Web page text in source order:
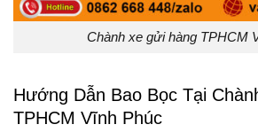
Chành xe gửi hàng TPHCM
Hướng Dẫn Bao Bọc Tại
TPHCM Vĩnh Phúc